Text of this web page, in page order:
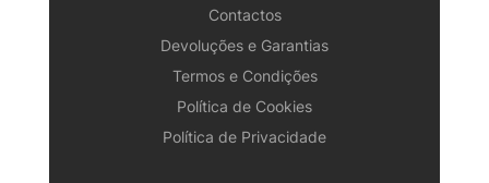
Contactos
Devoluções e Garantias
Termos e Condições
Política de Cookies
Política de Privacidade